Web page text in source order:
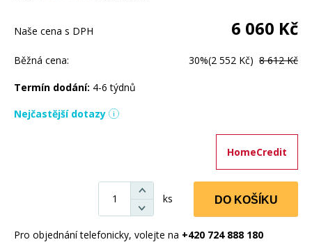
Naše cena s DPH 6 060 Kč
Běžná cena: 30%(2 552 Kč) 8 612 Kč
Termín dodání: 4-6 týdnů
Nejčastější dotazy
HomeCredit
ks DO KOŠÍKU
Pro objednání telefonicky, volejte na +420 724 888 180